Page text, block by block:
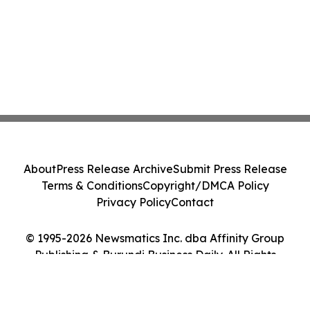
© 1995-2026 Newsmatics Inc. dba Affinity Group
Publishing & Burundi Business Daily. All Rights
AboutPress Release ArchiveSubmit Press Release
Terms & ConditionsCopyright/DMCA Policy
Privacy PolicyContact